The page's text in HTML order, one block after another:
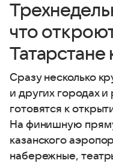
что
Татарстане
Сразу несколько
и других городах и
готовятся к
На финишную
казанского
набережные,